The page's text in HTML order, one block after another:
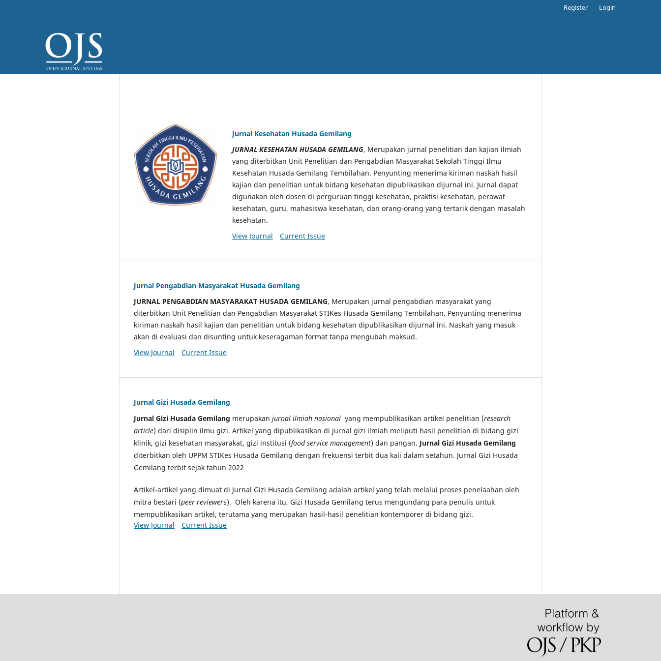
Register Login
Jurnal Kesehatan Husada Gemilang
JURNAL KESEHATAN HUSADA GEMILANG, Merupakan jurnal penelitian dan kajian ilmiah
yang diterbitkan Unit Penelitian dan Pengabdian Masyarakat Sekolah Tinggi Ilmu
Kesehatan Husada Gemilang Tembilahan. Penyunting menerima kiriman naskah hasil
kajian dan penelitian untuk bidang kesehatan dipublikasikan dijurnal ini. Jurnal dapat
digunakan oleh dosen di perguruan tinggi kesehatan, praktisi kesehatan, perawat
kesehatan, guru, mahasiswa kesehatan, dan orang-orang yang tertarik dengan masalah
kesehatan.
View Journal
Current Issue
Jurnal Pengabdian Masyarakat Husada Gemilang
JURNAL PENGABDIAN MASYARAKAT HUSADA GEMILANG, Merupakan jurnal pengabdian masyarakat yang
diterbitkan Unit Penelitian dan Pengabdian Masyarakat STIKes Husada Gemilang Tembilahan. Penyunting menerima
kiriman naskah hasil kajian dan penelitian untuk bidang kesehatan dipublikasikan dijurnal ini. Naskah yang masuk
akan di evaluasi dan disunting untuk keseragaman format tanpa mengubah maksud.
View Journal
Current Issue
Jurnal Gizi Husada Gemilang
Jurnal Gizi Husada Gemilang merupakan jurnal ilmiah nasional yang mempublikasikan artikel penelitian (research
article) dari disiplin ilmu gizi. Artikel yang dipublikasikan di jurnal gizi ilmiah meliputi hasil penelitian di bidang gizi
klinik, gizi kesehatan masyarakat, gizi institusi (food service management) dan pangan. Jurnal Gizi Husada Gemilang
diterbitkan oleh UPPM STIKes Husada Gemilang dengan frekuensi terbit dua kali dalam setahun. Jurnal Gizi Husada
Gemilang terbit sejak tahun 2022
Artikel-artikel yang dimuat di Jurnal Gizi Husada Gemilang adalah artikel yang telah melalui proses penelaahan oleh
mitra bestari (peer reviewers). Oleh karena itu, Gizi Husada Gemilang terus mengundang para penulis untuk
mempublikasikan artikel, terutama yang merupakan hasil-hasil penelitian kontemporer di bidang gizi.
View Journal
Current Issue